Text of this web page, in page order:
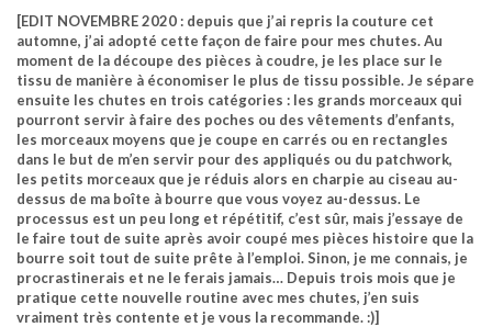
[EDIT NOVEMBRE 2020 : depuis que j’ai repris la couture cet
automne, j’ai adopté cette façon de faire pour mes chutes. Au
moment de la découpe des pièces à coudre, je les place sur le
tissu de manière à économiser le plus de tissu possible. Je sépare
ensuite les chutes en trois catégories : les grands morceaux qui
pourront servir à faire des poches ou des vêtements d’enfants,
les morceaux moyens que je coupe en carrés ou en rectangles
dans le but de m’en servir pour des appliqués ou du patchwork,
les petits morceaux que je réduis alors en charpie au ciseau au-
dessus de ma boîte à bourre que vous voyez au-dessus. Le
processus est un peu long et répétitif, c’est sûr, mais j’essaye de
le faire tout de suite après avoir coupé mes pièces histoire que la
bourre soit tout de suite prête à l’emploi. Sinon, je me connais, je
procrastinerais et ne le ferais jamais… Depuis trois mois que je
pratique cette nouvelle routine avec mes chutes, j’en suis
vraiment très contente et je vous la recommande. :)]